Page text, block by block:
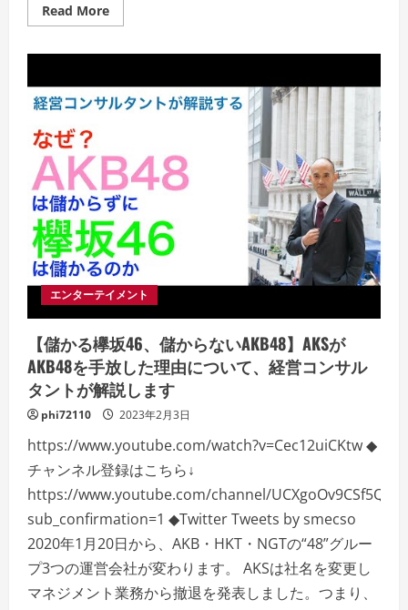
Read MoreRead
more
田
亜
香
報
と
銘
打
ち
衝
撃
告
白
個
性
心
理
（動
物
占
い）
で
鑑
定
る
と
エンターテイメント
【儲かる欅坂46、儲からないAKB48】AKSが
AKB48を手放した理由について、経営コンサル
タントが解説します
phi72110 2023年2月3日
https://www.youtube.com/watch?v=Cec12uiCKtw ◆
チャンネル登録はこちら↓
https://www.youtube.com/channel/
sub_confirmation=1 ◆Twitter Tweets by smecso
2020年1月20日から、AKB・HKT・NGTの“48”グルー
プ3つの運営会社が変わります。 AKSは社名を変更し
マネジメント業務から撤退を発表しました。つまり、